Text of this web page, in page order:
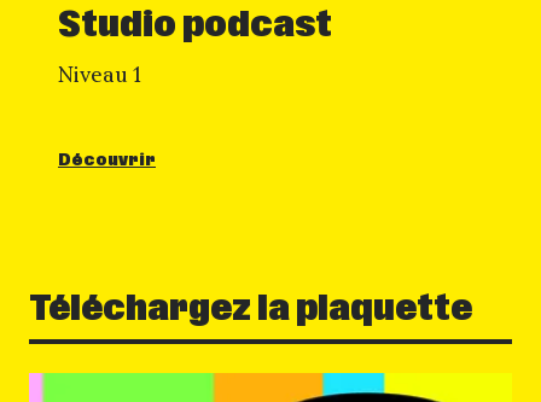
Studio podcast
Niveau 1
Découvrir
Téléchargez la plaquette